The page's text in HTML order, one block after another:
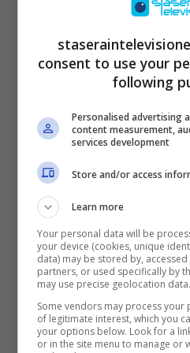
permettendosi di
davvero molto
situazione molto simile
con Tale e Quale Show
tratta di due
Sarabanda il ritorno (Infinity)
consent to use your
following
Personalised advertising
content measurement,
services development
Store and/or access
Learn more
Your personal data will be
your device (cookies, unique
data) may be stored by,
partners, or used specifically by
may use precise geolocation data.
Some vendors may process
of legitimate interest, which you
your options below. Look for a
or in the site menu to manage or